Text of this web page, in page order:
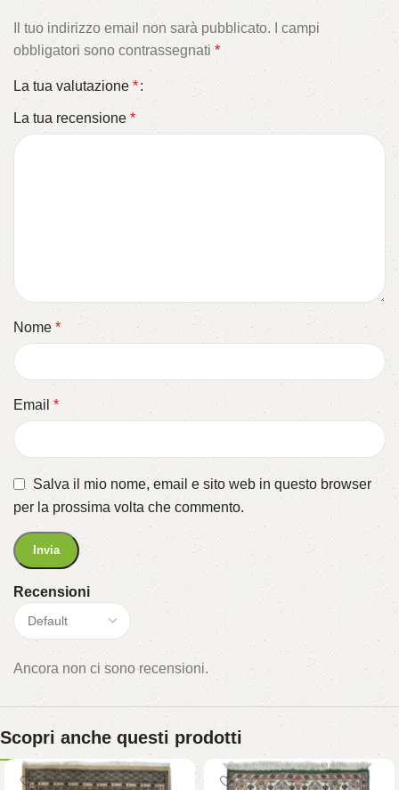
Recensioni
Ancora non ci sono recensioni.
Il tuo indirizzo email non sarà pubblicato. I campi
obbligatori sono contrassegnati *
La tua valutazione *
La tua recensione *
Nome *
Email*
Salva il mio nome, email e sito web in questo browser
per la prossima volta che commento.
Scopri anche questi prodotti